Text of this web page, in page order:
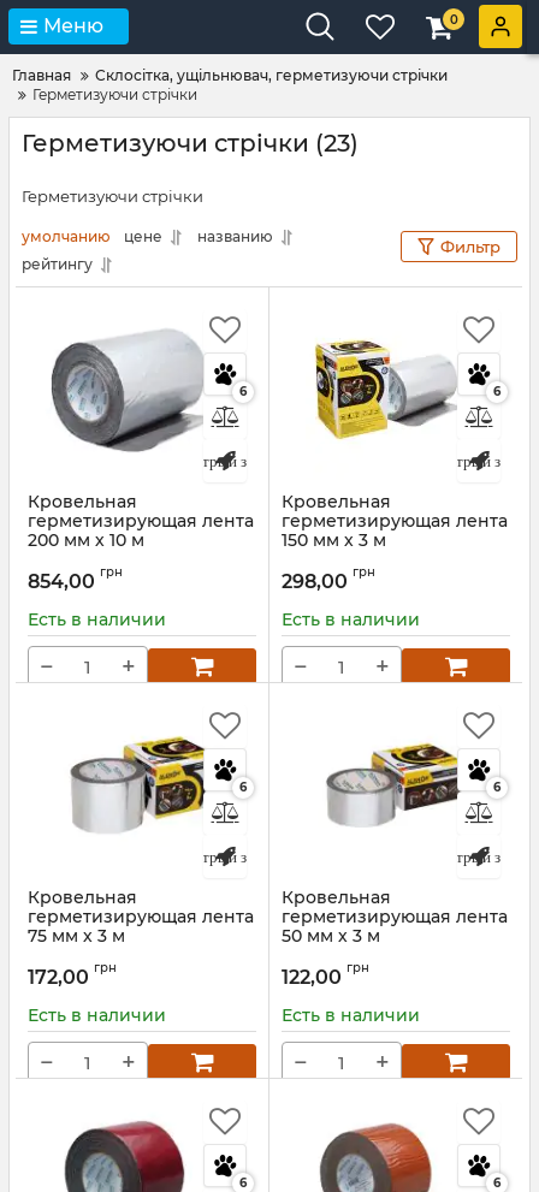
Меню 0
Главная
Склосітка, ущільнювач, герметизуючи стрічки
Герметизуючи стрічки
Герметизуючи стрічки (23)
Герметизуючи стрічки
умолчанию цене
названию
рейтингу
Фильтр
6
Быстрый заказ
Кровельная
герметизирующая лента
200 мм х 10 м
ALENOR BF
854,00 грн
Есть в наличии
− +
6
Быстрый заказ
Кровельная
герметизирующая лента
150 мм х 3 м
ALENOR BF
298,00 грн
Есть в наличии
− +
6
Быстрый заказ
Кровельная
герметизирующая лента
75 мм х 3 м
ALENOR BF
172,00 грн
Есть в наличии
− +
6
Быстрый заказ
Кровельная
герметизирующая лента
50 мм х 3 м
ALENOR BF
122,00 грн
Есть в наличии
− +
6 6